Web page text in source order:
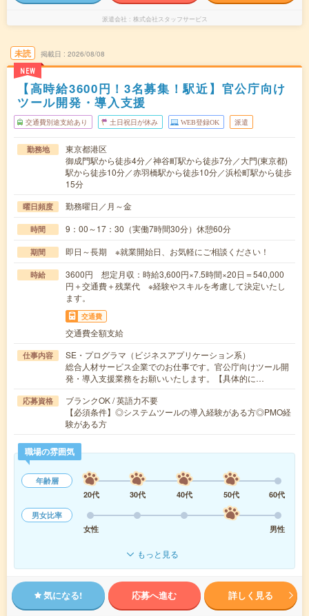
派遣会社 株式会社スタッフサービス
未読
NEW
掲載日 2026/08/08
【高時給3600円！3名募集！駅近】官公庁向け
ツール開発・導入支援
交通費別途支給あり 土日祝日が休み WEB登録OK 派遣
勤務地
東京都港区
御成門駅から徒歩4分／神谷町駅から徒歩7分／大門(東京都)
駅から徒歩10分／赤羽橋駅から徒歩10分／浜松町駅から徒歩
15分
曜日頻度 勤務曜日／月～金
時間 9：00～17：30（実働7時間30分）休憩60分
期間 即日～長期 ※就業開始日、お気軽にご相談ください！
時給
3600円 想定月収：時給3,600円×7.5時間×20日＝540,000
円＋交通費＋残業代 ※経験やスキルを考慮して決定いたし
ます。
交通費
交通費全額支給
仕事内容
SE・プログラマ（ビジネスアプリケーション系）
総合人材サービス企業でのお仕事です。官公庁向けツール開
発・導入支援業務をお願いいたします。【具体的に…
応募資格
ブランクOK / 英語力不要
【必須条件】◎システムツールの導入経験がある方◎PMO経
験がある方
職場の雰囲気
年齢層
20代
30代 40代 50代
60代
男女比率
女性
男性
もっと見る
気になる! 応募へ進む 詳しく見る